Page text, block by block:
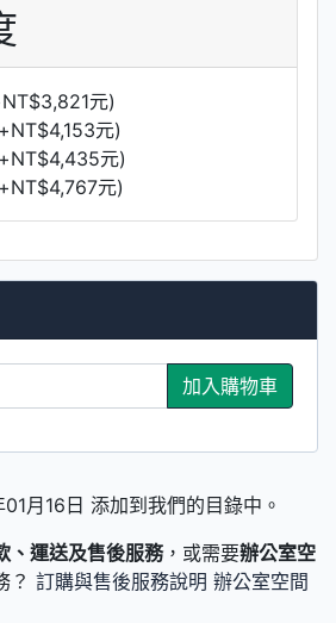
元)
元)
元)
元)
加入購物車
月16日 添加到我們的目錄中。
、運送及售後服務，或需要辦公室空
？ 訂購與售後服務說明 辦公室空間